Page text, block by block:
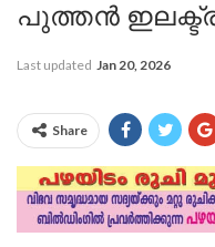
പുത്തൻ
Last updated Jan 20, 2026
Share